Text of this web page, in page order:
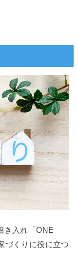
き入れ「ONE
づくりに役に立つ